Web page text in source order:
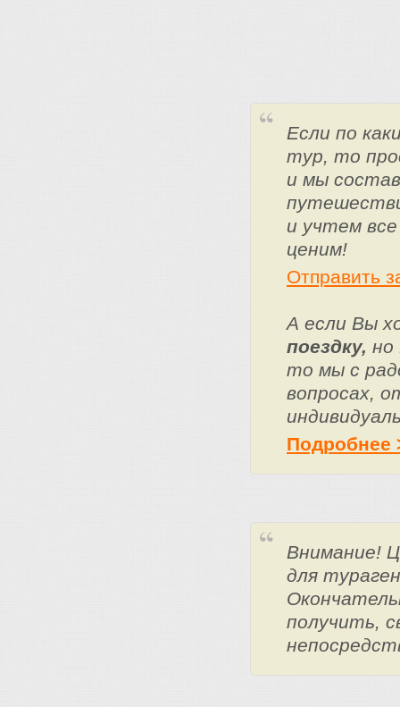
Если по
тур, то
и мы
и учтем
ценим!
Отправить
А если Вы
поездку, но
то мы с
вопросах,
Подробнее
Внимание!
для
получить,